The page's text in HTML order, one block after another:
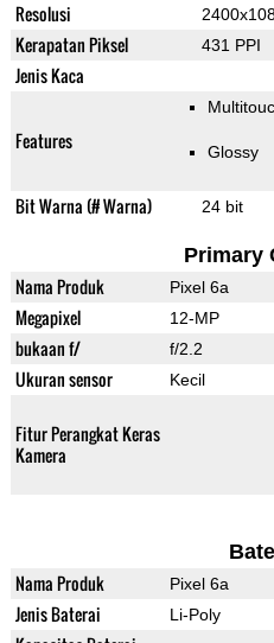
Resolusi
Kerapatan Piksel 431 PPI
Jenis Kaca
Features Glossy
Bit Warna (# Warna) 24 bit
Primary
Nama Produk Pixel 6a
Megapixel 12-MP
bukaan f/ f/2.2
Ukuran sensor Kecil
Fitur Perangkat Keras
Kamera
Nama Produk Pixel 6a
Jenis Baterai Li-Poly